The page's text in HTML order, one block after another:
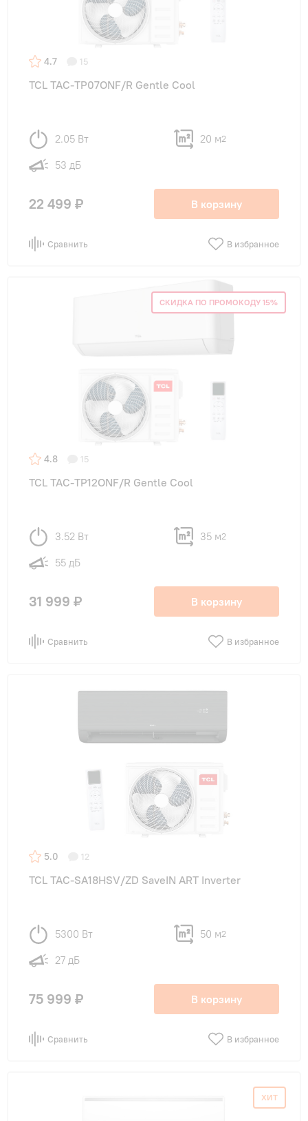
4.7 15
TCL TAC-TP07ONF/R Gentle Cool
2.05 Вт 20 м2
53 дБ
22 499 ₽ В корзину
Сравнить В избранное
СКИДКА ПО ПРОМОКОДУ 15%
4.8 15
TCL TAC-TP12ONF/R Gentle Cool
3.52 Вт 35 м2
55 дБ
31 999 ₽ В корзину
Сравнить В избранное
5.0 12
TCL TAC-SA18HSV/ZD SaveIN ART Inverter
5300 Вт 50 м2
27 дБ
75 999 ₽ В корзину
Сравнить В избранное
ХИТ